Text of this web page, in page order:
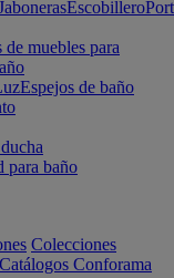
Escobillero
muebles para
Espejos de baño
para baño
Colecciones
Catálogos Conforama